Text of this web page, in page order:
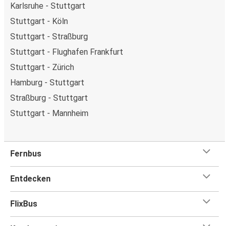
Karlsruhe - Stuttgart
Stuttgart - Köln
Stuttgart - Straßburg
Stuttgart - Flughafen Frankfurt
Stuttgart - Zürich
Hamburg - Stuttgart
Straßburg - Stuttgart
Stuttgart - Mannheim
Fernbus
Entdecken
FlixBus